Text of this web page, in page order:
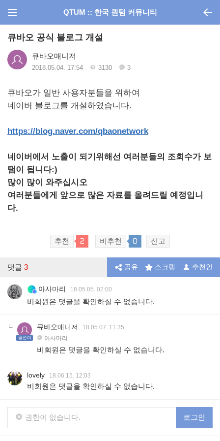
QTUM :: 한국 퀀텀 커뮤니티
큐바오 공식 블로그 개설
큐바오매니저
2018.05.04. 17:54 3130 3
큐바오가 일반 사용자분들을 위하여
네이버 블로그를 개설하였습니다.
https://blog.naver.com/qbaonetwork
네이버에서 노출이 되기위해선 여러분들의 조회수가 보
탬이 됩니다:)
많이 많이 와주십시오
여러분들에게 앞으로 많은 자료를 올려드릴 예정입니
다.
추천 2 비추천 0 신고
댓글 3 공유 스크랩 추천인
아사마리 18.05.05. 02:00
비회원은 댓글을 확인하실 수 없습니다.
글쓴이
큐바오매니저
18.05.07. 11:35
아사마리
비회원은 댓글을 확인하실 수 없습니다.
lovely 18.06.15. 12:03
비회원은 댓글을 확인하실 수 없습니다.
권한이 없습니다. 로그인